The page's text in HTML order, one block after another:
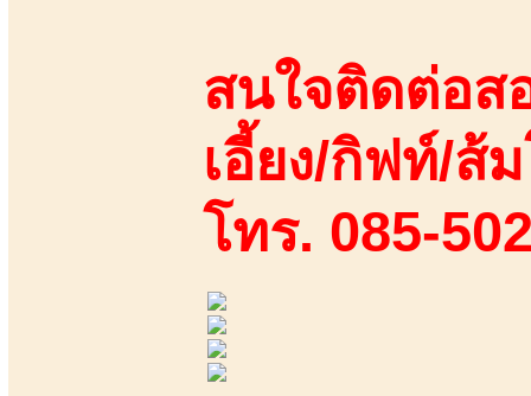
สนใจติดต่อส
เอี้ยง/กิฟท์/ส้
โทร. 085-